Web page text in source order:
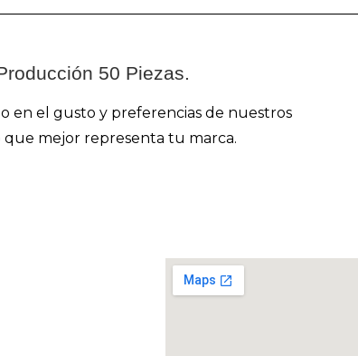
50 Piezas.
en el gusto y preferencias de nuestros
mejor representa tu marca.